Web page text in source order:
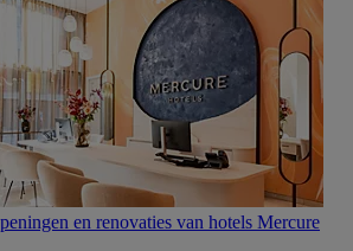
en renovaties van hotels Mercure